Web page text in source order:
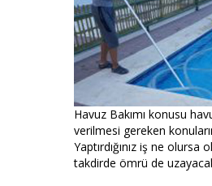
Havuz Bakımı konusu
verilmesi gereken
Yaptırdığınız iş ne
takdirde ömrü de